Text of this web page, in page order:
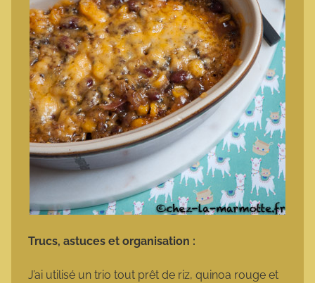
Trucs, astuces et organisation :
J’ai utilisé un trio tout prêt de riz, quinoa rouge et